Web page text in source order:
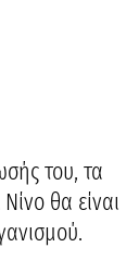
του, τα
θα είναι